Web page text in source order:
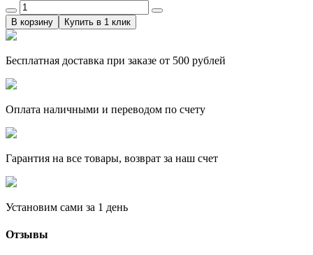
Купить в 1 клик
Бесплатная доставка при заказе от 500 рублей
Оплата наличными и переводом по счету
Гарантия на все товары, возврат за наш счет
Установим сами за 1 день
Отзывы